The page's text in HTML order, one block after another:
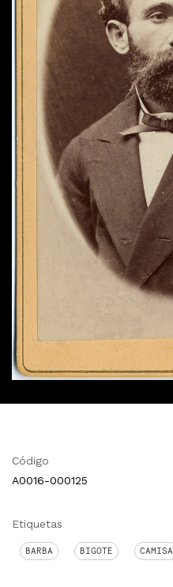
Código
A0016-000125
Etiquetas
BARBA BIGOTE CAMISA